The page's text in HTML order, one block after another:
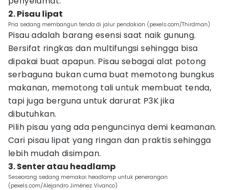
2. Pisau lipat
Pria sedang membangun tenda di jalur pendakian (pexels.com/Thirdman)
Pisau adalah barang esensi saat naik gunung.
Bersifat ringkas dan multifungsi sehingga bisa
dipakai buat apapun. Pisau sebagai alat potong
serbaguna bukan cuma buat memotong bungkus
makanan, memotong tali untuk membuat tenda,
tapi juga berguna untuk darurat P3K jika
dibutuhkan.
Pilih pisau yang ada penguncinya demi keamanan.
Cari pisau lipat yang ringan dan praktis sehingga
lebih mudah disimpan.
3. Senter atau headlamp
Seseorang sedang memakai headlamp untuk penerangan
(pexels.com/Alejandro Jiménez Vivanco)